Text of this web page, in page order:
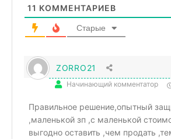
11 КОММЕНТАРИЕВ
Старые
ZORRO21
Начинающий комментатор
Правильное решение,опытный
,маленькой зп ,с маленькой
выгодно оставить ,чем продать